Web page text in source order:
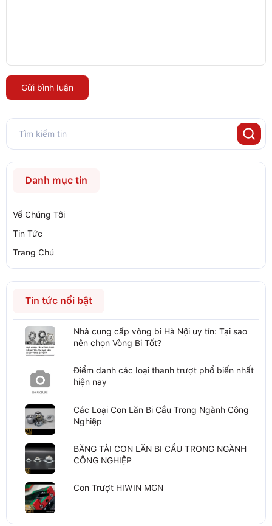
Gửi bình luận
Danh mục tin
Về Chúng Tôi
Tin Tức
Trang Chủ
Tin tức nổi bật
Nhà cung cấp vòng bi Hà Nội uy tín: Tại sao
nên chọn Vòng Bi Tốt?
Điểm danh các loại thanh trượt phổ biến nhất
hiện nay
Các Loại Con Lăn Bi Cầu Trong Ngành Công
Nghiệp
BĂNG TẢI CON LĂN BI CẦU TRONG NGÀNH
CÔNG NGHIỆP
Con Trượt HIWIN MGN